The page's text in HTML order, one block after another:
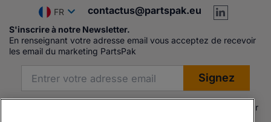
FR
contactus@partspak.eu
S'inscrire à notre Newsletter.
En renseignant votre adresse email vous acceptez de recevoir
les email du marketing PartsPak
Les produits proposés par Partspak Ltd sont soit fabriqués par